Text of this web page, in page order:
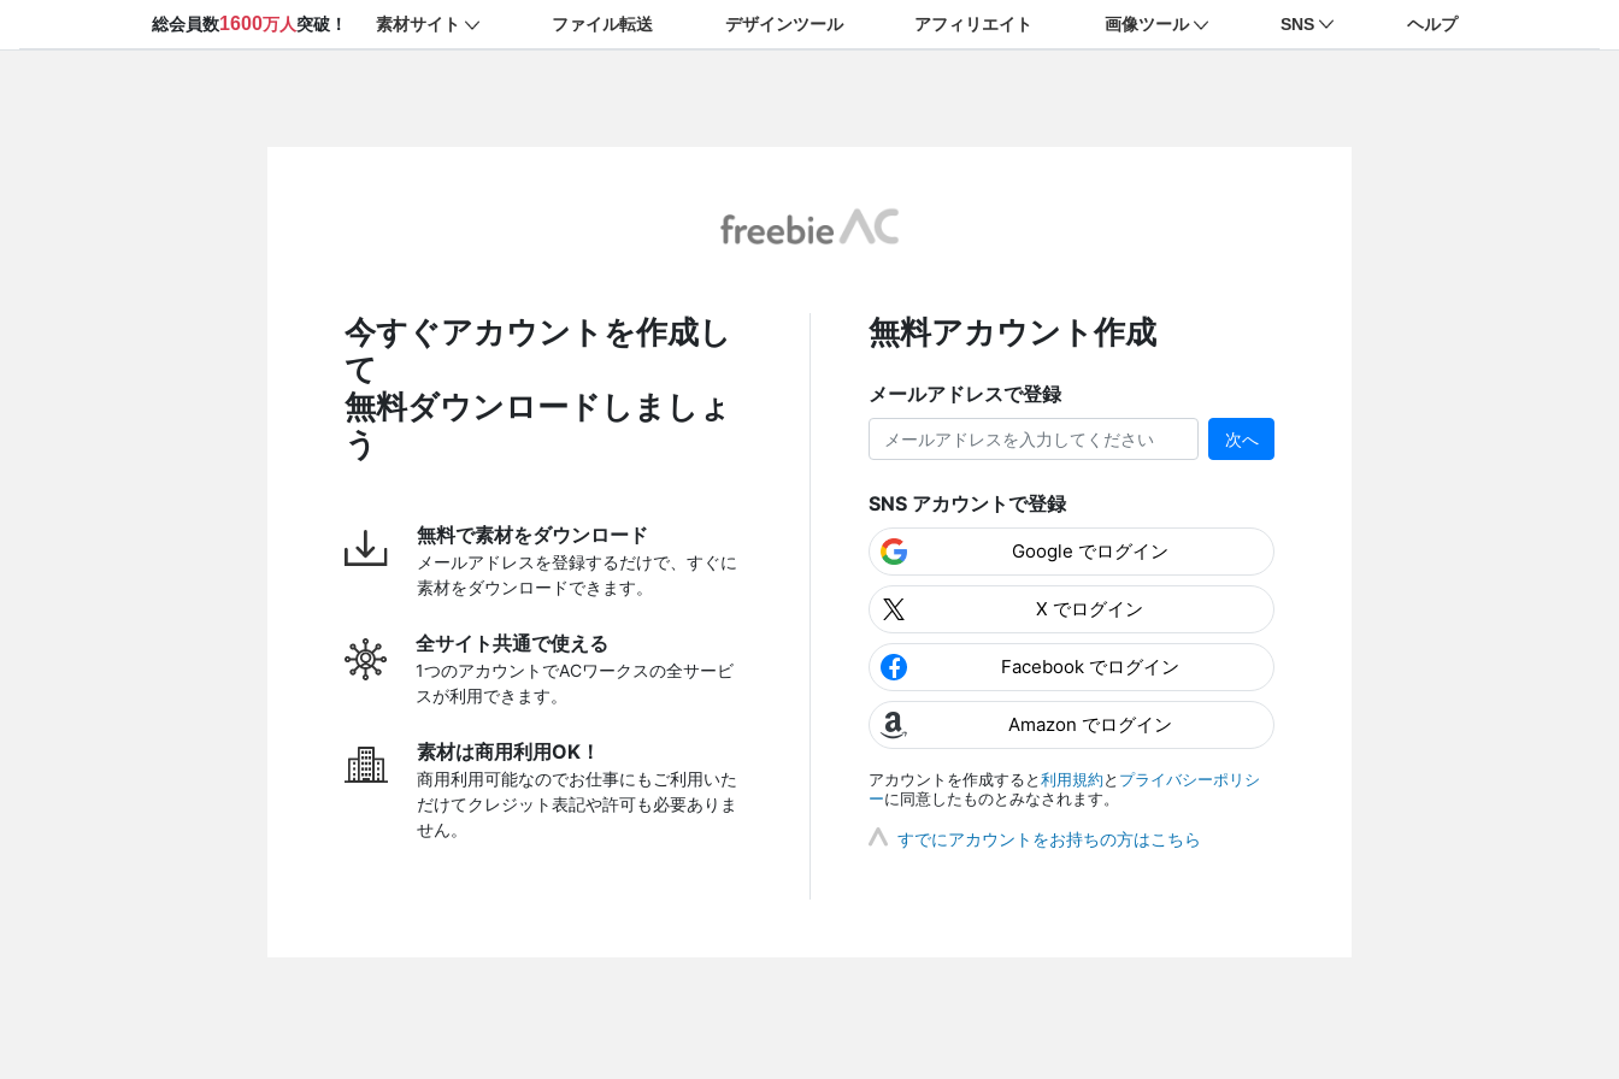
総会員数1600万人突破！ 素材サイト ファイル転送 デザインツール アフィリエイト 画像ツール SNS ヘルプ
今すぐアカウントを作成し
て
無料ダウンロードしましょ
う
無料で素材をダウンロード
メールアドレスを登録するだけで、すぐに
素材をダウンロードできます。
全サイト共通で使える
1つのアカウントでACワークスの全サービ
スが利用できます。
素材は商用利用OK！
商用利用可能なのでお仕事にもご利用いた
だけてクレジット表記や許可も必要ありま
せん。
無料アカウント作成
メールアドレスで登録
次へ
SNS アカウントで登録
Google でログイン
X でログイン
Facebook でログイン
Amazon でログイン
アカウントを作成すると 利用規約 と プライバシーポリシ
ーに同意したものとみなされます。
すでにアカウントをお持ちの方はこちら